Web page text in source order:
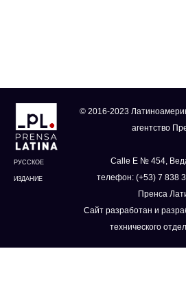
РУССКОЕ
ИЗДАНИЕ
© 2016-2023
агентство
Calle E № 454,
телефон: (+53) 7 838
Пренса
Сайт разработан и
технического